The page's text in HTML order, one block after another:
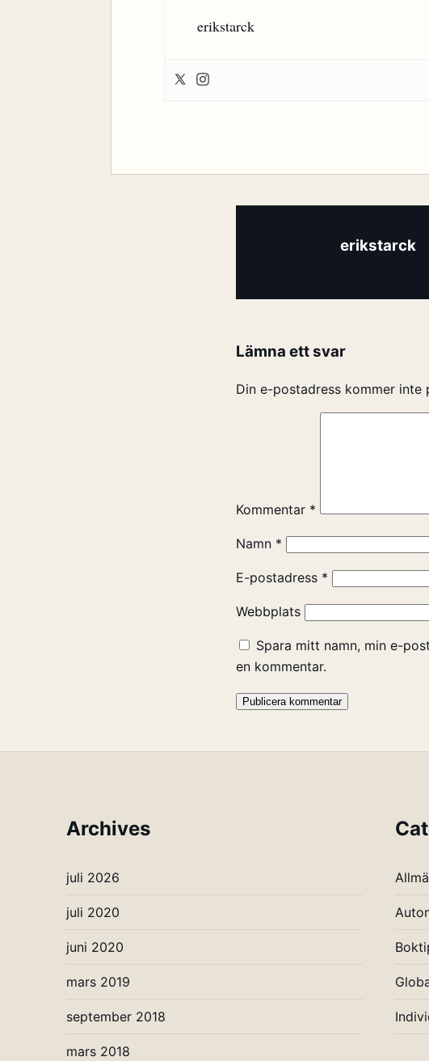
erikstarck
erikstarck
Lämna ett svar
Din e-postadress kommer inte
Kommentar *
Namn *
E-postadress *
Webbplats
Spara mitt namn, min e-
en kommentar.
Archives
juli 2026
juli 2020
juni 2020
mars 2019
september 2018
mars 2018